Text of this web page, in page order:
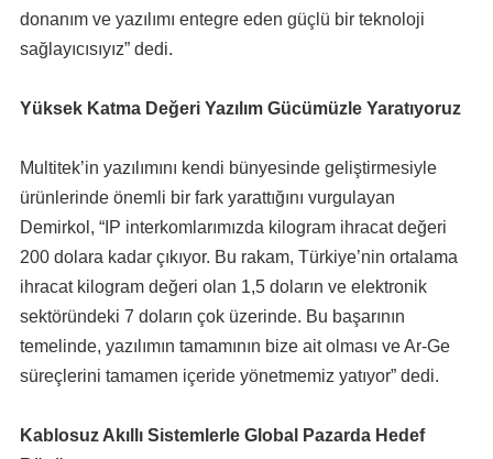
donanım ve yazılımı entegre eden güçlü bir teknoloji
sağlayıcısıyız” dedi.
Yüksek Katma Değeri Yazılım Gücümüzle Yaratıyoruz
Multitek’in yazılımını kendi bünyesinde geliştirmesiyle
ürünlerinde önemli bir fark yarattığını vurgulayan
Demirkol, “IP interkomlarımızda kilogram ihracat değeri
200 dolara kadar çıkıyor. Bu rakam, Türkiye’nin ortalama
ihracat kilogram değeri olan 1,5 doların ve elektronik
sektöründeki 7 doların çok üzerinde. Bu başarının
temelinde, yazılımın tamamının bize ait olması ve Ar-Ge
süreçlerini tamamen içeride yönetmemiz yatıyor” dedi.
Kablosuz Akıllı Sistemlerle Global Pazarda Hedef